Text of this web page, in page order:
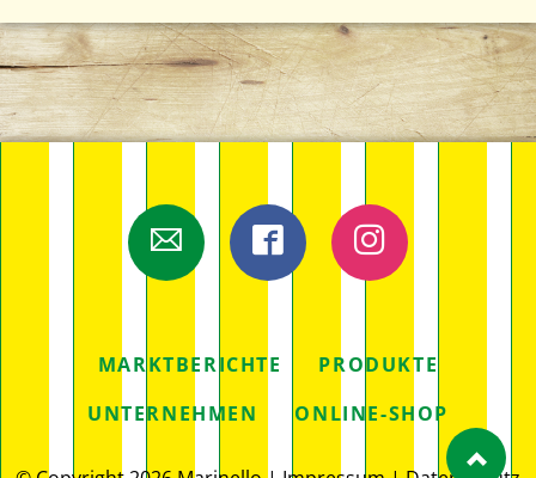
NAVIGATION
MARKTBERICHTE
PRODUKTE
UNTERNEHMEN
ONLINE-SHOP